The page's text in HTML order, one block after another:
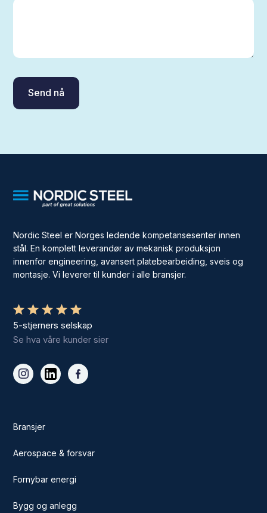
Nordic Steel er Norges ledende kompetansesenter innen
stål. En komplett leverandør av mekanisk produksjon
innenfor engineering, avansert platebearbeiding, sveis og
montasje. Vi leverer til kunder i alle bransjer.
5-stjerners selskap
Se hva våre kunder sier
Bransjer
Aerospace & forsvar
Fornybar energi
Bygg og anlegg